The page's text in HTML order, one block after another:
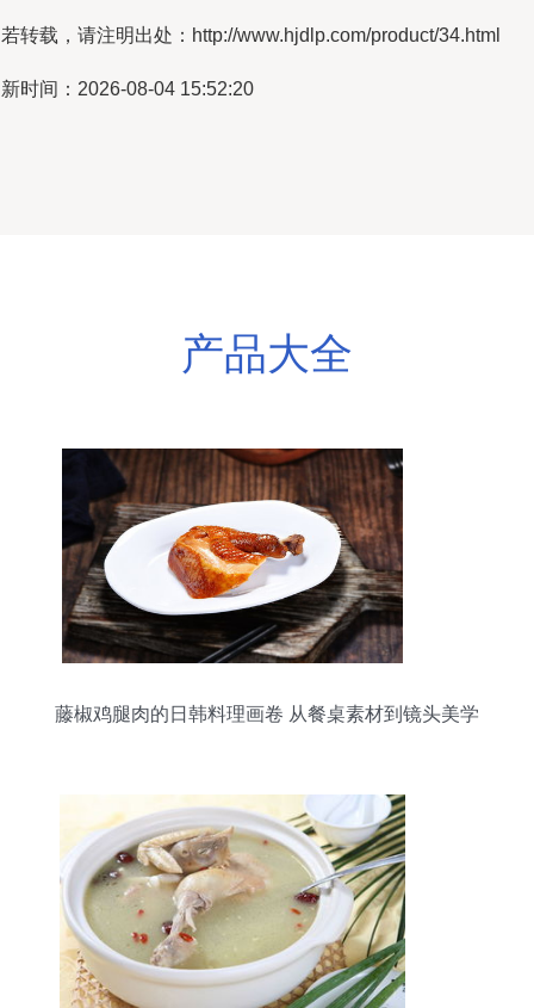
转载，请注明出处：http://www.hjdlp.com/product/34.html
时间：2026-08-04 15:52:20
产品大全
藤椒鸡腿肉的日韩料理画卷 从餐桌素材到镜头美学